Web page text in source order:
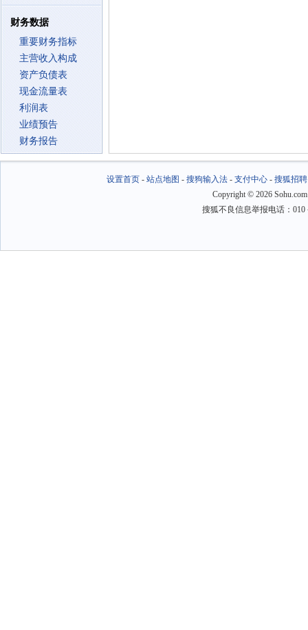
财务数据
重要财务指标
主营收入构成
资产负债表
现金流量表
利润表
业绩预告
财务报告
设置首页- 站点地图 - 搜狗输入法- 支付中心- 搜狐招聘
Copyright © 2026
搜狐不良信息举报电话：010